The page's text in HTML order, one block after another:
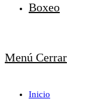
Boxeo
Menú Cerrar
Inicio